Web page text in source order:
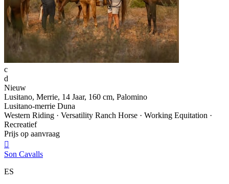
c
d
Nieuw
Lusitano, Merrie, 14 Jaar, 160 cm, Palomino
Lusitano-merrie Duna
Western Riding · Versatility Ranch Horse · Working Equitation ·
Recreatief
Prijs op aanvraag

Son Cavalls
ES